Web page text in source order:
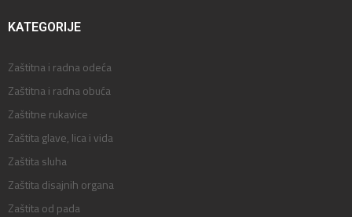
KATEGORIJE
Zaštitna i radna odeća
Zaštitna i radna obuća
Zaštitne rukavice
Zaštita glave, lica i vida
Zaštita sluha
Zaštita disajnih organa
Zaštita od pada